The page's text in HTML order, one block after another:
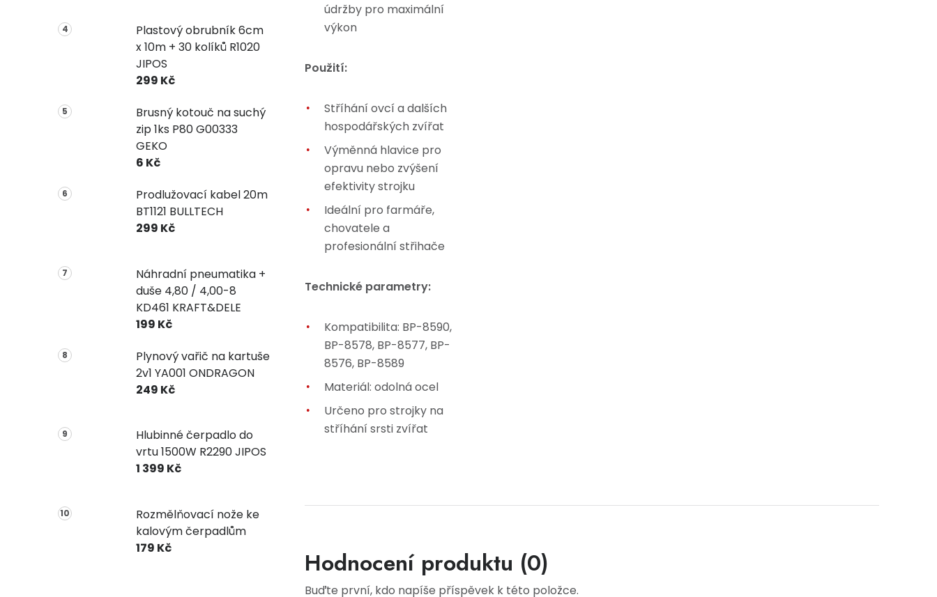
Plastový obrubník 6cm
x 10m + 30 kolíků R1020
JIPOS
299 Kč
Brusný kotouč na suchý
zip 1ks P80 G00333
GEKO
6 Kč
Prodlužovací kabel 20m
BT1121 BULLTECH
299 Kč
Náhradní pneumatika +
duše 4,80 / 4,00-8
KD461 KRAFT&DELE
199 Kč
Plynový vařič na kartuše
2v1 YA001 ONDRAGON
249 Kč
Hlubinné čerpadlo do
vrtu 1500W R2290 JIPOS
1 399 Kč
Rozmělňovací nože ke
kalovým čerpadlům
179 Kč
údržby pro maximální
výkon
Použití:
Stříhání ovcí a dalších
hospodářských zvířat
Výměnná hlavice pro
opravu nebo zvýšení
efektivity strojku
Ideální pro farmáře,
chovatele a
profesionální střihače
Technické parametry:
Kompatibilita: BP-8590,
BP-8578, BP-8577, BP-
8576, BP-8589
Materiál: odolná ocel
Určeno pro strojky na
stříhání srsti zvířat
Hodnocení produktu (0)
Buďte první, kdo napíše příspěvek k této položce.